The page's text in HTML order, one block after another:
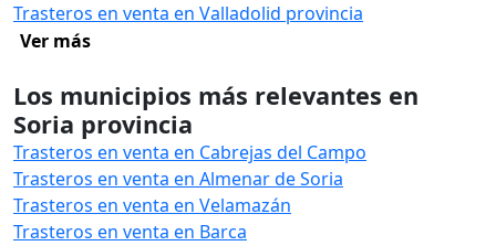
Trasteros en venta en Valladolid provincia
Ver más
Los municipios más relevantes en
Soria provincia
Trasteros en venta en Cabrejas del Campo
Trasteros en venta en Almenar de Soria
Trasteros en venta en Velamazán
Trasteros en venta en Barca